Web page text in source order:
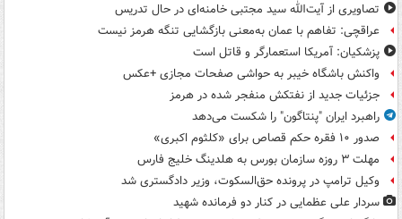
تصاویری از آیت‌الله سید مجتبی خامنه‌ای در حال تدریس
عراقچی: تفاهم با عمان به‌معنی بازگشایی تنگه هرمز نیست
پزشکیان: آمریکا استعمارگر و قاتل است
واکنش باشگاه خیبر به حواشی صفحات مجازی +عکس
جزئیات جدید از نفتکش منفجر شده در هرمز
راهبرد ایران "پنتاگون" را شکست می‌دهد
صدور ۱۰ فقره حکم قصاص برای «کلثوم اکبری»
مهلت ۳ روزه سازمان بورس به هلدینگ خلیج فارس
وکیل ترامپ در پرونده حق‌السکوت، وزیر دادگستری شد
سردار علی عظمایی در کنار دو فرمانده شهید